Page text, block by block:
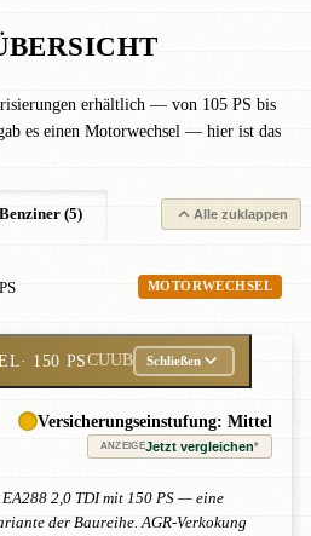
erhältlich — von 105 PS bis
es einen Motorwechsel — hier ist das
Benziner (5) Alle zuklappen
MOTORWECHSEL
· 150 PSCUUB Schließen
Versicherungseinstufung: Mittel
ANZEIGEJetzt vergleichen*
2,0 TDI mit 150 PS — eine
der Baureihe. AGR-Verkokung